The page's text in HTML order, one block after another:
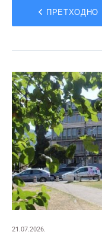
ПРЕТХОДНО
21.07.2026.